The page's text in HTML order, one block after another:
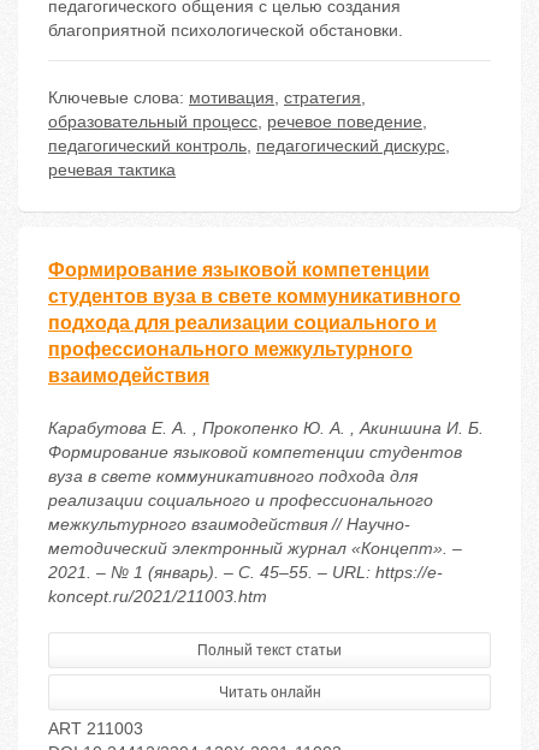
педагогического общения с целью создания
благоприятной психологической обстановки.
Ключевые слова: мотивация, стратегия,
образовательный процесс, речевое поведение,
педагогический контроль, педагогический дискурс,
речевая тактика
Формирование языковой компетенции
студентов вуза в свете коммуникативного
подхода для реализации социального и
профессионального межкультурного
взаимодействия
Карабутова Е. А. , Прокопенко Ю. А. , Акиншина И. Б.
Формирование языковой компетенции студентов
вуза в свете коммуникативного подхода для
реализации социального и профессионального
межкультурного взаимодействия // Научно-
методический электронный журнал «Концепт». –
2021. – № 1 (январь). – С. 45–55. – URL: https://e-
koncept.ru/2021/211003.htm
Полный текст статьи
Читать онлайн
ART 211003